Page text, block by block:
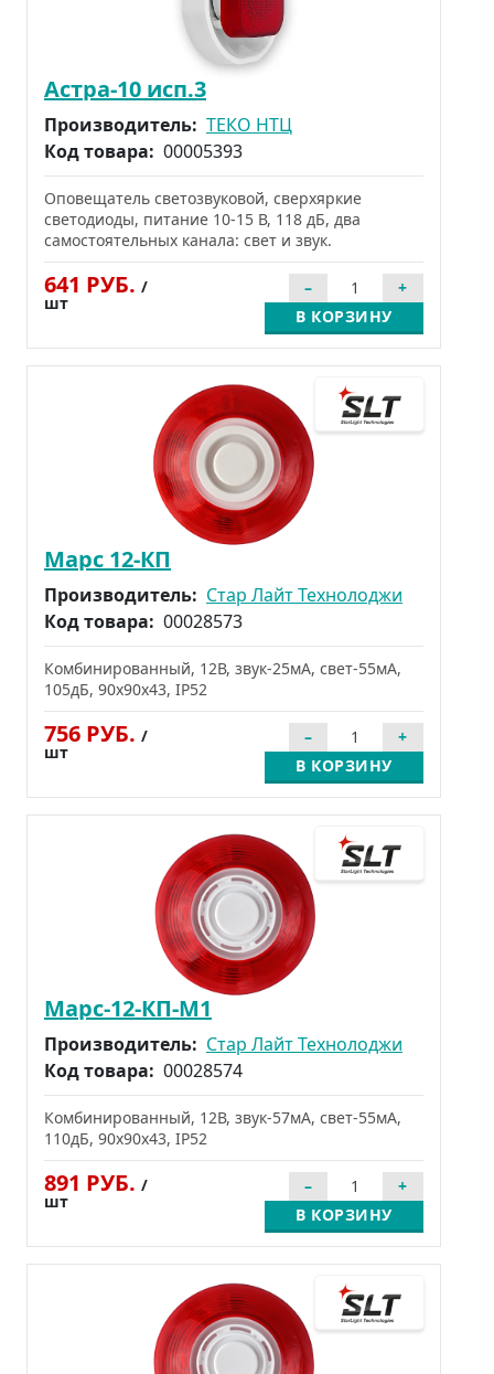
Астра-10 исп.3
Производитель: ТЕКО НТЦ
Код товара: 00005393
Оповещатель светозвуковой, сверхяркие
светодиоды, питание 10-15 В, 118 дБ, два
самостоятельных канала: свет и звук.
641 РУБ. /
шт
В КОРЗИНУ
Марс 12-КП
Производитель: Стар Лайт Технолоджи
Код товара: 00028573
Комбинированный, 12В, звук-25мА, свет-55мА,
105дБ, 90x90x43, IP52
756 РУБ. /
шт
В КОРЗИНУ
Марс-12-КП-М1
Производитель: Стар Лайт Технолоджи
Код товара: 00028574
Комбинированный, 12В, звук-57мА, свет-55мА,
110дБ, 90x90x43, IP52
891 РУБ. /
шт
В КОРЗИНУ